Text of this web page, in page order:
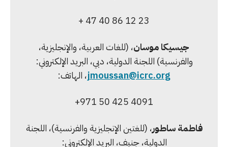
+ 47 40 86 12 23
جيسيكا موسان، (للغات العربية، والإنجليزية،
والفرنسية) اللجنة الدولية، دبي، البريد الإلكتروني:
jmoussan@icrc.org، الهاتف:
+971 50 425 4091
فاطمة ساطور، (للغتين الإنجليزية والفرنسية)، اللجنة
الدولية، جنيف، البريد الإلكتروني: